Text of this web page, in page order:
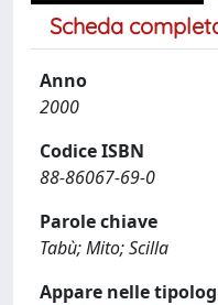
Scheda
Anno
2000
Codice ISBN
88-86067-69-0
Parole chiave
Tabù; Mito; Scilla
Appare nelle